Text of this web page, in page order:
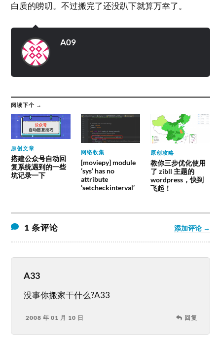
白质的唠叨。不过搬完了还没趴下就算万幸了。
A09
阅读下个 →
原创文章
搭建公众号自动回
复系统遇到的一些
坑记录一下
网络收集
[moviepy] module
‘sys’ has no
attribute
‘setcheckinterval’
原创攻略
教你三步优化使用
了 zibll 主题的
wordpress，快到
飞起！
1 条评论 添加评论 →
A33
没事你搬家干什么?A33
2008 年 01 月 10 日 回复